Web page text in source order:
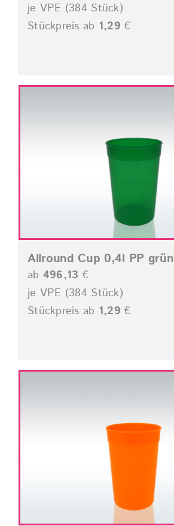
je VPE (384 Stück)
Stückpreis ab 1,29 €
Allround Cup 0,4l PP grün
ab 496,13 €
je VPE (384 Stück)
Stückpreis ab 1,29 €